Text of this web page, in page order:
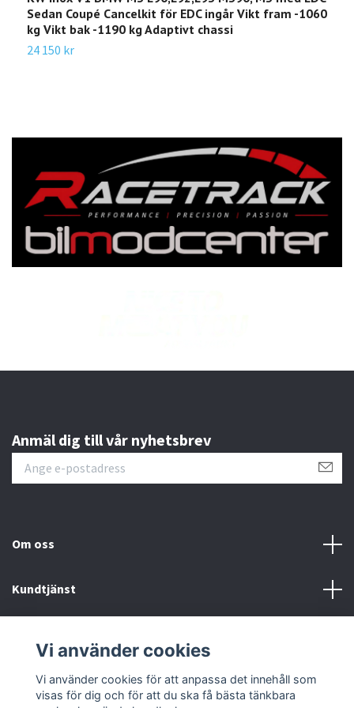
Sedan Coupé Cancelkit för EDC ingår Vikt fram -1060
kg Vikt bak -1190 kg Adaptivt chassi
24 150 kr
Anmäl dig till vår nyhetsbrev
Om oss
Kundtjänst
Sociala medier
Vi använder cookies
Vi använder cookies för att anpassa det innehåll som
visas för dig och för att du ska få bästa tänkbara